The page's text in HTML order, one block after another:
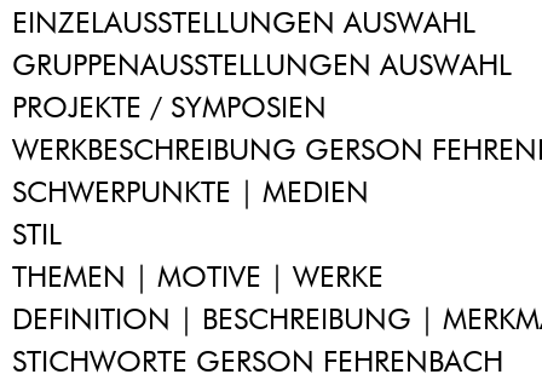
EINZELAUSSTELLUNGEN AUSWAHL
GRUPPENAUSSTELLUNGEN AUSWAHL
PROJEKTE / SYMPOSIEN
WERKBESCHREIBUNG GERSON
SCHWERPUNKTE | MEDIEN
STIL
THEMEN | MOTIVE | WERKE
DEFINITION | BESCHREIBUNG |
STICHWORTE GERSON FEHRENBACH